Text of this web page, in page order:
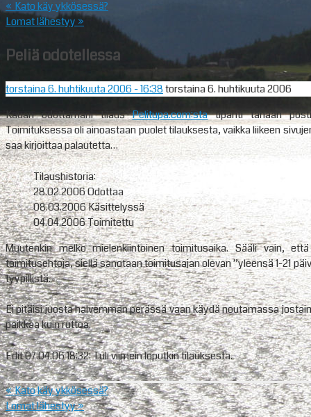
« Kato käy ykkösessä?
Lomat lähestyy »
Peliä odotellessa
torstaina 6. huhtikuuta 2006- 16:38torstaina 6. huhtikuuta 2006
Kauan odottamani tilausPelitupa.com:statipahti tänään
Toimituksessa oli ainoastaan puolet tilauksesta, vaikka liikeen
saa kirjoittaa palautetta…
Tilaushistoria:
28.02.2006 Odottaa
08.03.2006 Käsittelyssä
04.04.2006 Toimitettu
Muutenkin melko mielenkiintoinen toimitusaika. Sääli vain,
toimitusehtoja, siellä sanotaan toimitusajan olevan ”yleensä 1-21
tyypillistä.
Ei pitäisi juosta halvemman perässä vaan käydä noutamassa
paikkaa kuin ruttoa.
Edit 07.04.06 18:32: Tuli viimein loputkin tilauksesta.
«Kato käy ykkösessä?
Lomat lähestyy»